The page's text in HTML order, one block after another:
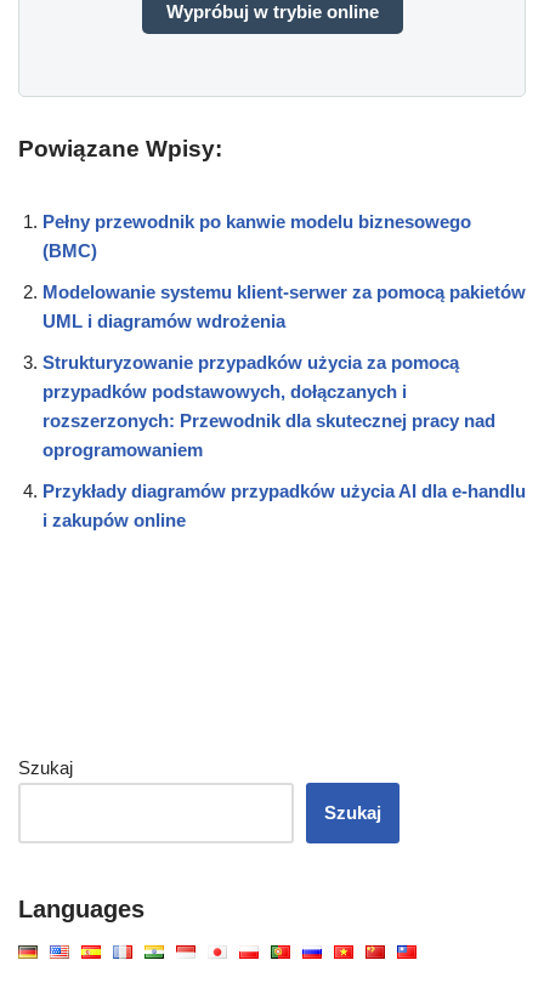
Wypróbuj w trybie online
Powiązane Wpisy:
Pełny przewodnik po kanwie modelu biznesowego
(BMC)
Modelowanie systemu klient-serwer za pomocą pakietów
UML i diagramów wdrożenia
Strukturyzowanie przypadków użycia za pomocą
przypadków podstawowych, dołączanych i
rozszerzonych: Przewodnik dla skutecznej pracy nad
oprogramowaniem
Przykłady diagramów przypadków użycia AI dla e-handlu
i zakupów online
Szukaj
Szukaj
Languages